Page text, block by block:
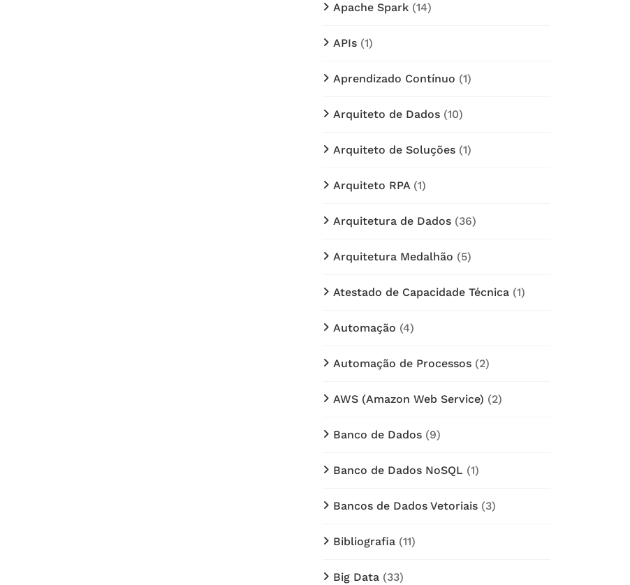
Apache Spark (14)
APIs (1)
Aprendizado Contínuo (1)
Arquiteto de Dados (10)
Arquiteto de Soluções (1)
Arquiteto RPA(1)
Arquitetura de Dados (36)
Arquitetura Medalhão (5)
Atestado de Capacidade Técnica (1)
Automação (4)
Automação de Processos (2)
AWS (Amazon Web Service) (2)
Banco de Dados (9)
Banco de Dados NoSQL (1)
Bancos de Dados Vetoriais (3)
Bibliografia (11)
Big Data (33)